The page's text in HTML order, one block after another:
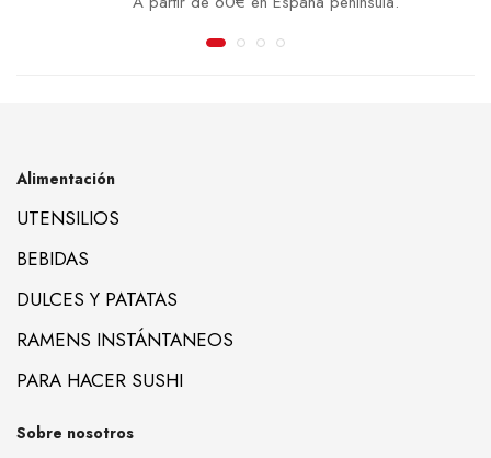
Alimentación
UTENSILIOS
BEBIDAS
DULCES Y PATATAS
RAMENS INSTÁNTANEOS
PARA HACER SUSHI
Sobre nosotros